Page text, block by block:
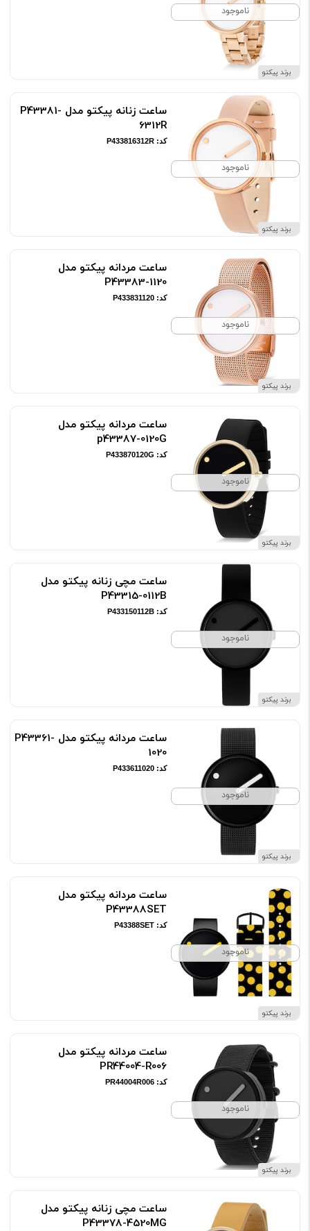
ناموجود
برند پیکتو
ناموجود
برند پیکتو
ساعت زنانه پیکتو مدل P43381-
6312R
کد: P433816312R
ناموجود
برند پیکتو
ساعت مردانه پیکتو مدل
P43383-1120
کد: P433831120
ناموجود
برند پیکتو
ساعت مردانه پیکتو مدل
p43387-0120G
کد: P433870120G
ناموجود
برند پیکتو
ساعت مچی زنانه پیکتو مدل
P43315-0112B
کد: P433150112B
ناموجود
برند پیکتو
ساعت مردانه پیکتو مدل P43361-
1020
کد: P433611020
ناموجود
برند پیکتو
ساعت مردانه پیکتو مدل
P43388SET
کد: P43388SET
ناموجود
برند پیکتو
ساعت مردانه پیکتو مدل
PR44004-R006
کد: PR44004R006
ساعت مچی زنانه پیکتو مدل
P43378-4520MG